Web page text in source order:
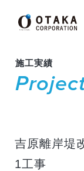
施工実績
吉原離岸堤
1工事